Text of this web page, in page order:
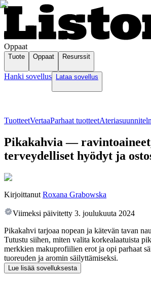
Oppaat
Tuote Oppaat Resurssit
Hanki sovellus Lataa sovellus
TuotteetVertaaParhaat tuotteet
Pikakahvia —
terveydelliset hyödyt ja
Kirjoittanut Roxana Grabowska
Viimeksi päivitetty 3. joulukuuta 2024
Pikakahvi tarjoaa nopean ja kätevän tavan
Tutustu siihen, miten valita korkealaatuista
merkkien makuprofiilien erot ja opi parhaat
tuoreuden ja aromin säilyttämiseksi.
Lue lisää sovelluksesta